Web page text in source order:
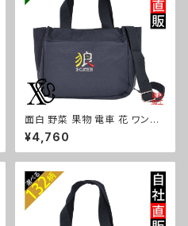
面白 野菜 果物 電車 花 ワンポ
イント 刺繍トート ショルダーバ
ッグ カジュアル 軽量 レディース
メンズ 雑貨 グッズ 自社ブランド
鳥獣戯画 富士山 パチンコ ori-
a-bg181-b09-s
¥4,760